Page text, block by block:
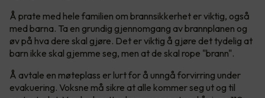
Å prate med hele familien om brannsikkerhet er viktig, også
med barna. Ta en grundig gjennomgang av brannplanen og
øv på hva dere skal gjøre. Det er viktig å gjøre det tydelig at
barn ikke skal gjemme seg, men at de skal rope "brann".
Å avtale en møteplass er lurt for å unngå forvirring under
evakuering. Voksne må sikre at alle kommer seg ut og til